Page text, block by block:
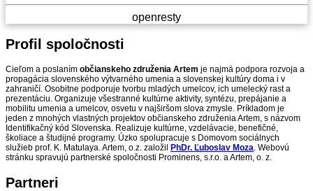
openresty
Profil spoločnosti
Cieľom a poslaním občianskeho združenia Artem je najmä podpora rozvoja a
propagácia slovenského výtvarného umenia a slovenskej kultúry doma i v
zahraničí. Osobitne podporuje tvorbu mladých umelcov, ich umelecký rast a
prezentáciu. Organizuje všestranné kultúrne aktivity, syntézu, prepájanie a
mobilitu umenia a umelcov, osvetu v najširšom slova zmysle. Príkladom je
jeden z mnohých vlastných projektov občianskeho združenia Artem, s názvom
Identifikačný kód Slovenska. Realizuje kultúrne, vzdelávacie, benefičné,
školiace a študijné programy. Úzko spolupracuje s Domovom sociálnych
služieb prof. K. Matulaya. Artem, o.z. založil
PhDr. Ľuboslav Moza. Webovú
stránku spravujú partnerské spoločnosti Prominens, s.r.o. a Artem, o. z.
Partneri